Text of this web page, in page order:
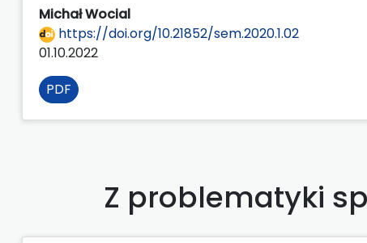
Michał Wocial
https://doi.org/10.21852/sem.2020.1.02
01.10.2022
PDF
Z problematyki